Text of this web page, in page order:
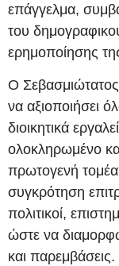
επάγγελμα,
του
ερημοποίησης
Ο Σεβασμιώτατος
να αξιοποιήσει
διοικητικά
ολοκληρωμένο
πρωτογενή
συγκρότηση
πολιτικοί,
ώστε να
και